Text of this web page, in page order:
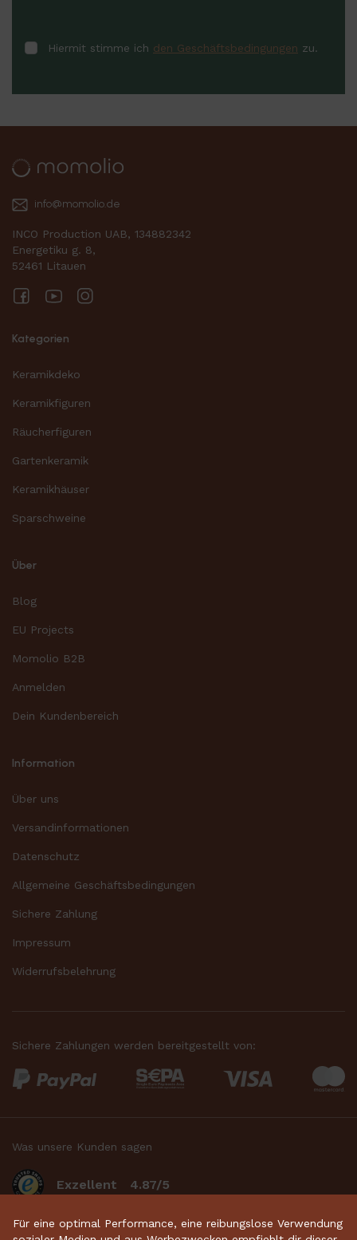
Hiermit stimme ich den Geschäftsbedingungen zu.
info@momolio.de
INCO Production UAB, 134882342
Energetiku g. 8,
52461 Litauen
FacebookYouTube
Kategorien
Keramikdeko
Keramikfiguren
Räucherfiguren
Gartenkeramik
Keramikhäuser
Sparschweine
Über
Blog
EU Projects
Momolio B2B
Anmelden
Dein Kundenbereich
Information
Über uns
Versandinformationen
Datenschutz
Allgemeine Geschäftsbedingungen
Sichere Zahlung
Impressum
Widerrufsbelehrung
Sichere Zahlungen werden bereitgestellt von:
Was unsere Kunden sagen
Exzellent 4.87/5
basierend auf 2633bewertungen.
Für eine optimal Performance, eine reibungslose Verwendung